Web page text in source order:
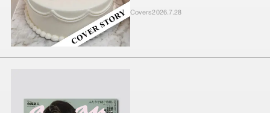
Covers2026.7.28